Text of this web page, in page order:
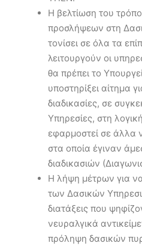
Η βελτίωση του
προσλήψεων στη
τονίσει σε όλα τα
λειτουργούν οι
θα πρέπει το
υποστηρίξει αίτημα
διαδικασίες, σε
Υπηρεσίες, στη
εφαρμοστεί σε άλλα
στα οποία έγιναν
διαδικασιών
Η λήψη μέτρων για να
των Δασικών
διατάξεις που
νευραλγικά
πρόληψη δασικών